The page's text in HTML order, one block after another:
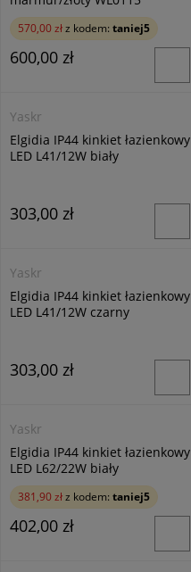
570,00 złz kodem: taniej5
600,00 zł
Yaskr
Elgidia IP44 kinkiet łazienkowy
LED L41/12W biały
303,00 zł
Yaskr
Elgidia IP44 kinkiet łazienkowy
LED L41/12W czarny
303,00 zł
Yaskr
Elgidia IP44 kinkiet łazienkowy
LED L62/22W biały
381,90 złz kodem: taniej5
402,00 zł